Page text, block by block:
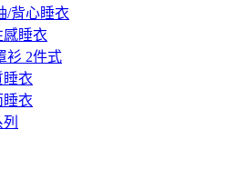
/背心睡衣
睡衣
衫 2件式
睡衣
睡衣